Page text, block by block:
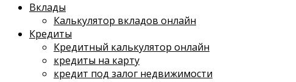
Вклады
Калькулятор вкладов онлайн
Кредиты
Кредитный калькулятор онлайн
кредиты на карту
кредит под залог недвижимости